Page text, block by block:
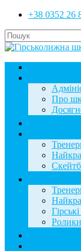
+38 0352 26
Про
Ролики